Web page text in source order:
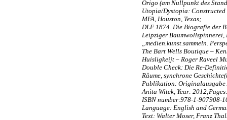
Origo (am Nullpunkt des
Utopia/Dystopia:
MFA, Houston, Texas;
DLF 1874. Die Biografie der
Leipziger Baumwollspinnerei,
„medien.kunst.sammeln.
The Bart Wells Boutique –
Huisligkeijt – Roger Raveel
Double Check: Die Re-
Räume, synchrone
Publikation: Originalausgabe
Anita Witek, Year:
ISBN number:978-1-907908-
Language: English and
Text: Walter Moser, Franz